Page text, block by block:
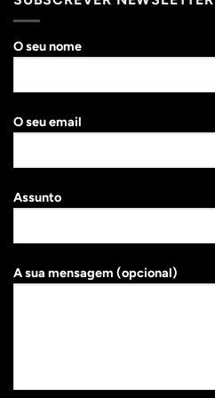
O seu nome
O seu email
Assunto
A sua mensagem (opcional)